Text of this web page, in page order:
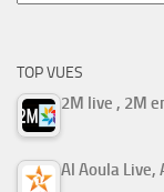
TOP VUES
2M live , 2M
Al Aoula Live,